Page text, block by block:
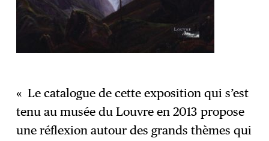
« Le catalogue de cette exposition qui s’est
tenu au musée du Louvre en 2013 propose
une réflexion autour des grands thèmes qui